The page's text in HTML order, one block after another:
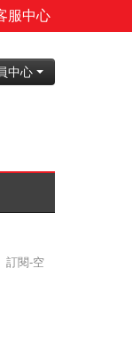
服中心
中心
訂閱-空